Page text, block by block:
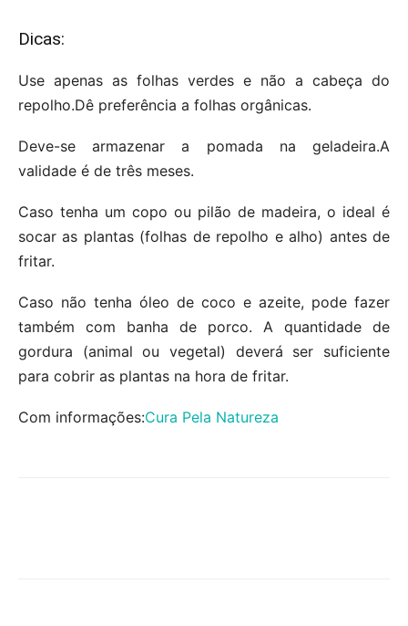
Dicas:
Use apenas as folhas verdes e não a cabeça do
repolho.Dê preferência a folhas orgânicas.
Deve-se armazenar a pomada na geladeira.A
validade é de três meses.
Caso tenha um copo ou pilão de madeira, o ideal é
socar as plantas (folhas de repolho e alho) antes de
fritar.
Caso não tenha óleo de coco e azeite, pode fazer
também com banha de porco. A quantidade de
gordura (animal ou vegetal) deverá ser suficiente
para cobrir as plantas na hora de fritar.
Com informações:Cura Pela Natureza